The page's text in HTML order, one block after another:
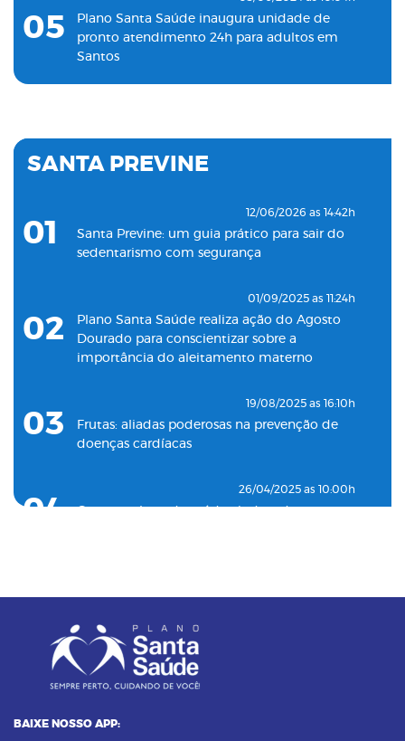
05
Plano Santa Saúde inaugura unidade de
pronto atendimento 24h para adultos em
Santos
Clínica Santa Saúde inaugurará unidade no
município de Guarujá
Santa Saúde Consultas inaugura nova
unidade de coleta laboratorial em conjunto
com o Plano Santa Casa Saúde
SANTA PREVINE
01
12/06/2026 as 14:42h
Santa Previne: um guia prático para sair do
sedentarismo com segurança
02
01/09/2025 as 11:24h
Plano Santa Saúde realiza ação do Agosto
Dourado para conscientizar sobre a
importância do aleitamento materno
03
19/08/2025 as 16:10h
Frutas: aliadas poderosas na prevenção de
doenças cardíacas
04
26/04/2025 as 10:00h
05
Entenda o por que a pressão 12 por 8 passou
06
Alimentos termogênicos: conheça quais são
BAIXE NOSSO APP: